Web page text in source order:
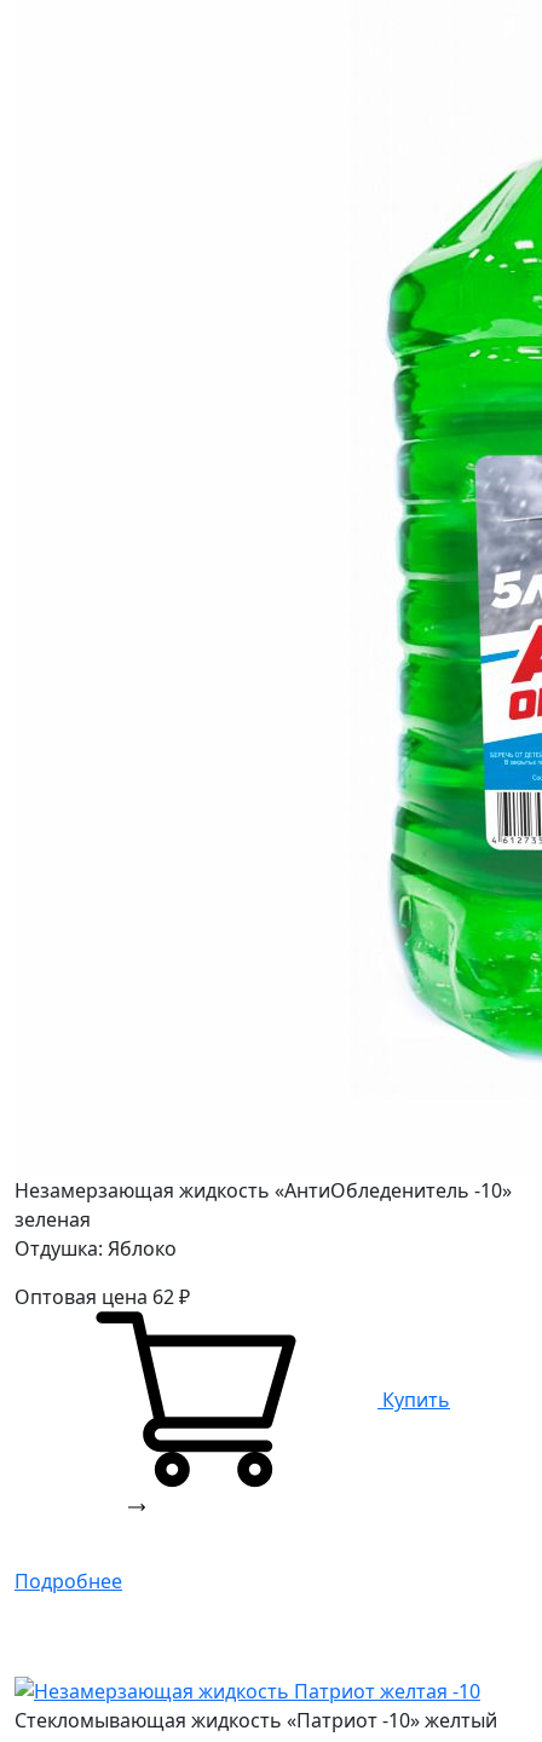
Незамерзающая жидкость «АнтиОбледенитель -10»
зеленая
Отдушка: Яблоко
Оптовая цена 62₽
Купить
Подробнее
Стекломывающая жидкость «Патриот -10» желтый